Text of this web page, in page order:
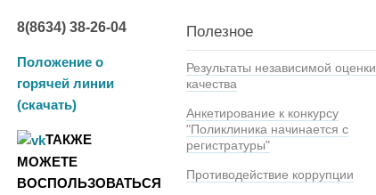
8(8634) 38-26-04
Положение о
горячей линии
(скачать)
ТАКЖЕ
МОЖЕТЕ
ВОСПОЛЬЗОВАТЬСЯ
Полезное
Результаты независимой оценки
качества
Анкетирование к конкурсу
"Поликлиника начинается с
регистратуры"
Противодействие коррупции